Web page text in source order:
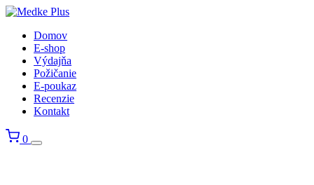
Domov
E-shop
Výdajňa
Požičanie
E-poukaz
Recenzie
Kontakt
0